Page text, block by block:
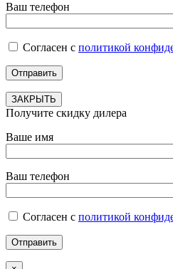
Ваш телефон
Согласен с политикой
ЗАКРЫТЬ
Получите скидку дилера
Ваше имя
Ваш телефон
Согласен с политикой